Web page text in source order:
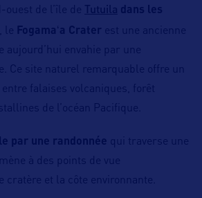
de l’île de Tutuila dans les
, le Fogamaʻa Crater est une ancienne
aujourd’hui envahie par une
Ce site naturel remarquable offre un
falaises volcaniques, forêt
de l’océan Pacifique.
par une randonnée qui traverse une
à des points de vue
cratère et la côte environnante.